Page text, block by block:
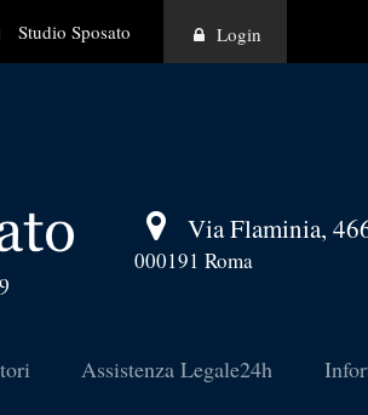
Studio Sposato Login
Via Flaminia,
000191 Roma
Assistenza Legale24h